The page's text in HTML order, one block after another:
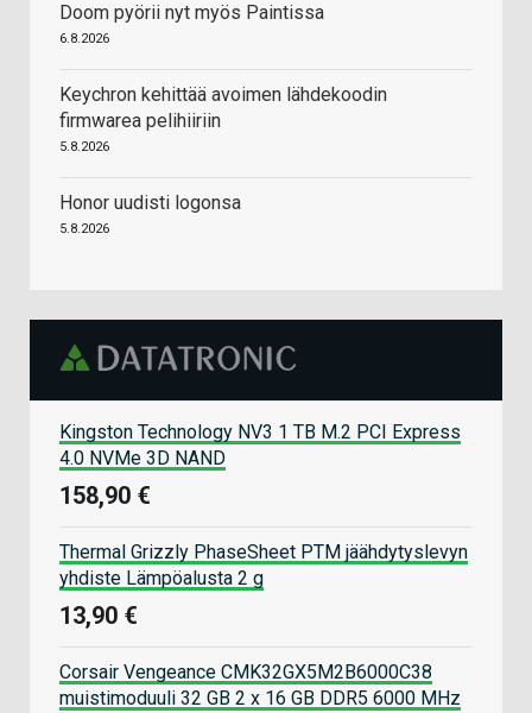
Doom pyörii nyt myös Paintissa
6.8.2026
Keychron kehittää avoimen lähdekoodin
firmwarea pelihiiriin
5.8.2026
Honor uudisti logonsa
5.8.2026
Kingston Technology NV3 1 TB M.2 PCI Express
4.0 NVMe 3D NAND
158,90 €
Thermal Grizzly PhaseSheet PTM jäähdytyslevyn
yhdiste Lämpöalusta 2 g
13,90 €
Corsair Vengeance CMK32GX5M2B6000C38
muistimoduuli 32 GB 2 x 16 GB DDR5 6000 MHz